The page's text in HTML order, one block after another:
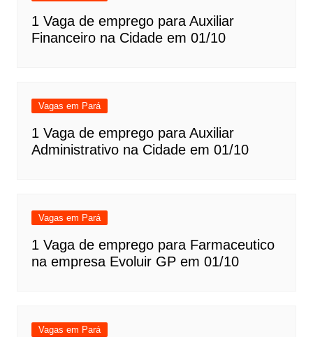
1 Vaga de emprego para Auxiliar
Financeiro na Cidade em 01/10
Vagas em Pará
1 Vaga de emprego para Auxiliar
Administrativo na Cidade em 01/10
Vagas em Pará
1 Vaga de emprego para Farmaceutico
na empresa Evoluir GP em 01/10
Vagas em Pará